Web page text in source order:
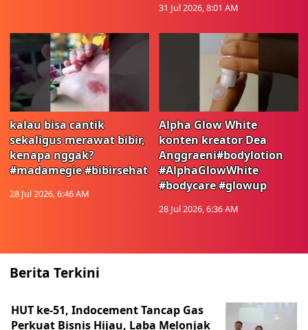
31 Jul 2026, 8:01 AM
kalau bisa cantik
sekaligus merawat bibir,
kenapa nggak?
#madamegie #bibirsehat
28 Jul 2026, 6:46 AM
Alpha Glow White
konten kreator Dea
Anggraeni#bodylotion
#AlphaGlowWhite
#bodycare #glowup
28 Jul 2026, 6:36 AM
Berita Terkini
HUT ke-51, Indocement Tancap Gas
Perkuat Bisnis Hijau, Laba Melonjak